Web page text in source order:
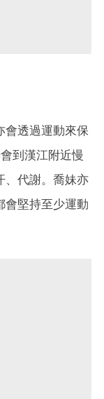
會透過運動來保
到漢江附近慢
、代謝。喬妹亦
會堅持至少運動